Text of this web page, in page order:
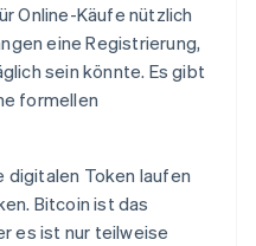
Online-Käufe nützlich
eine Registrierung,
sein könnte. Es gibt
formellen
digitalen Token laufen
Bitcoin ist das
es ist nur teilweise